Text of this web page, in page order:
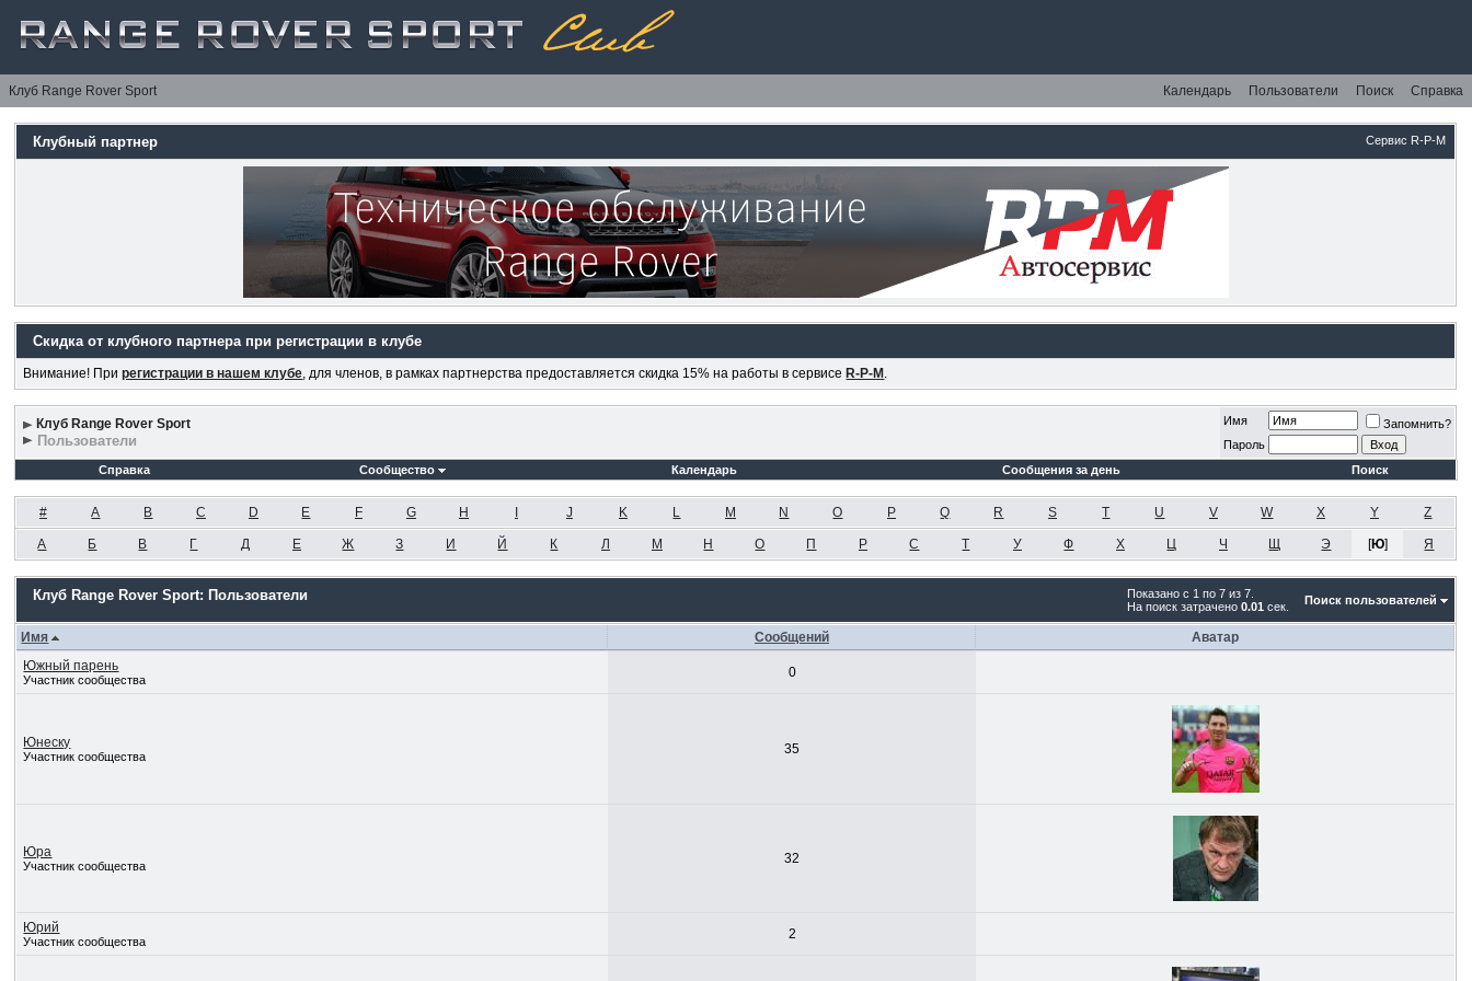
Клуб Range Rover Sport Календарь Пользователи Поиск Справка
Сервис R-P-M
Клубный партнер
Скидка от клубного партнера при регистрации в клубе
Внимание! Прирегистрации в нашем клубе, для членов, в рамках партнерства предоставляется скидка 15% на работы в сервисе R-P-M .
Клуб Range Rover Sport
Пользователи
Имя
Запомнить?
Пароль
Справка
Сообщество Календарь Сообщения за день Поиск
# A B C D E F G H J K L M N O P Q R S T U V W X Y Z
А Б В Г Д Е Ж З И Й К Л М Н О П Р С Т У Ф Х Ц Ч Щ Э [Ю] Я
Показано с 1 по 7 из 7.
На поиск затрачено0.01 сек.
Клуб Range Rover Sport: Пользователи Поиск пользователей
Имя Сообщений
Аватар
Южный парень
Участник сообщества 0
Юнеску
Участник сообщества 35
Юра
Участник сообщества 32
Юрий
Участник сообщества 2